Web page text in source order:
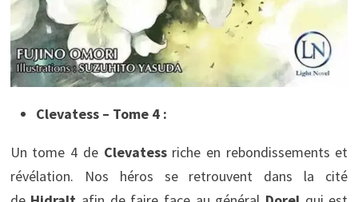
Clevatess – Tome 4 :
Un tome 4 de Clevatess riche en rebondissements et
révélation. Nos héros se retrouvent dans la cité